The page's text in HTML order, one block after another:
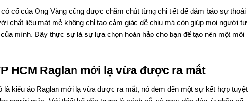
cổ của Ong Vàng cũng được chăm chút từng chi tiết để đảm bảo sự thoải
chất liệu mát mẻ không chỉ tạo cảm giác dễ chịu mà còn giúp mọi người tự
mình. Đây thực sự là sự lựa chọn hoàn hảo cho bạn để tạo nên một môi
HCM Raglan mới lạ vừa được ra mắt
là kiểu áo Raglan mới lạ vừa được ra mắt, nó đem đến một sự kết hợp tuyệt